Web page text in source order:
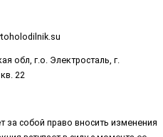
обл, г.о. Электросталь, г.
22
за собой право вносить изменения